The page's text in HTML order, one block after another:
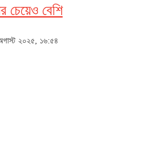
চেয়েও বেশি
২০২৫, ১৬:৫৪